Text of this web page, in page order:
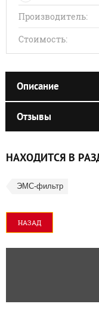
Производитель:
Стоимость:
Описание
Отзывы
НАХОДИТСЯ В
ЭМС-фильтр
НАЗАД